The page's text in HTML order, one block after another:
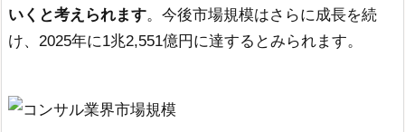
いくと考えられます。今後市場規模はさらに成長を続
け、2025年に1兆2,551億円に達するとみられます。